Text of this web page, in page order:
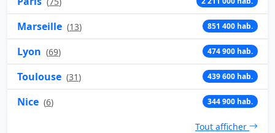
Marseille (13) 851 400 hab.
Lyon (69) 474 900 hab.
Toulouse (31) 439 600 hab.
Nice (6) 344 900 hab.
Tout afficher